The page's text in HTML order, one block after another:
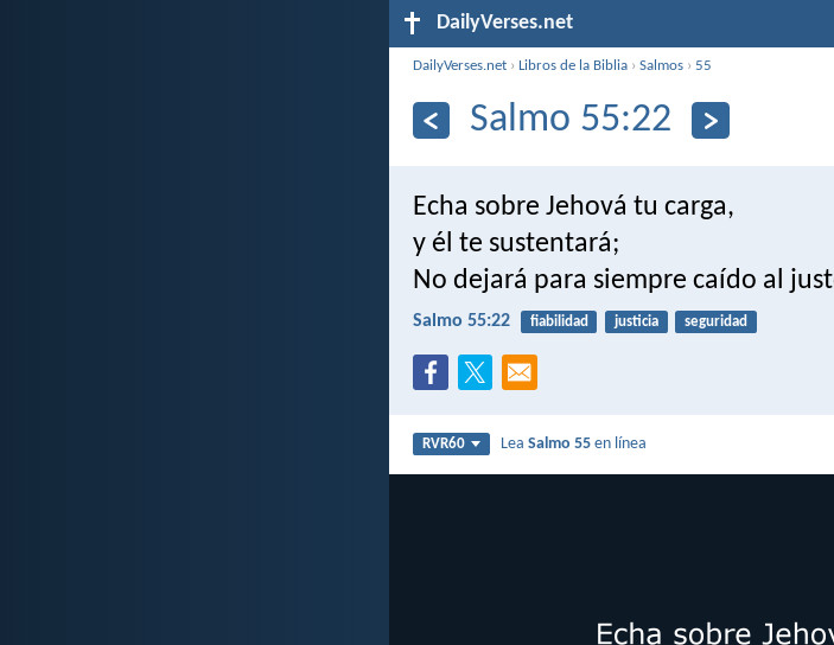
DailyVerses.net
DailyVerses.net ›Libros de la Biblia ›Salmos ›55
Salmo 55:22
Echa sobre Jehová tu carga,
y él te sustentará;
No dejará para siempre caído al
Salmo 55:22 fiabilidad justicia seguridad
RVR60 LeaSalmo 55 en línea